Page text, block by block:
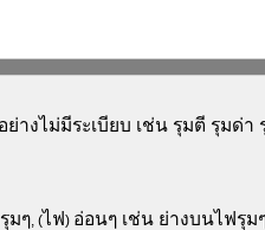
งไม่มีระเบียบ เช่น รุมตี รุมด่า
มๆ, (ไฟ) อ่อนๆ เช่น ย่างบนไฟรุม